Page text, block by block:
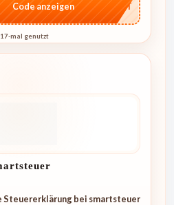
…CRET
Code anzeigen
mal genutzt
Steuererklärung bei smartsteuer